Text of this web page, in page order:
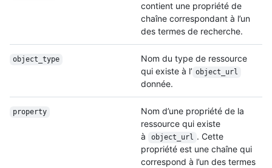
contient une propriété de
chaîne correspondant à l’un
des termes de recherche.
object_type
Nom du type de ressource
qui existe à l’ object_url
donnée.
property
Nom d’une propriété de la
ressource qui existe
à
object_url . Cette
propriété est une chaîne qui
correspond à l’un des termes